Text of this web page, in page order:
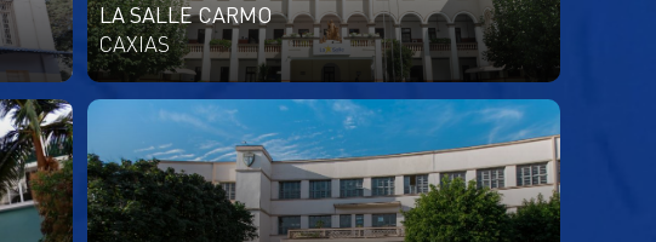
LA SALLE CARMO
CAXIAS